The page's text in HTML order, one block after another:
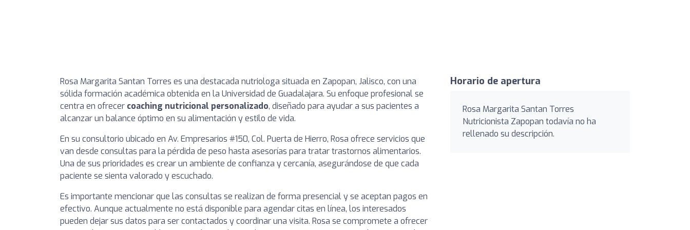
Rosa Margarita Santan Torres es una destacada nutriologa situada en Zapopan, Jalisco, con una
sólida formación académica obtenida en la Universidad de Guadalajara. Su enfoque profesional se
centra en ofrecer coaching nutricional personalizado, diseñado para ayudar a sus pacientes a
alcanzar un balance óptimo en su alimentación y estilo de vida.
En su consultorio ubicado en Av. Empresarios #150, Col. Puerta de Hierro, Rosa ofrece servicios que
van desde consultas para la pérdida de peso hasta asesorías para tratar trastornos alimentarios.
Una de sus prioridades es crear un ambiente de confianza y cercanía, asegurándose de que cada
paciente se sienta valorado y escuchado.
Es importante mencionar que las consultas se realizan de forma presencial y se aceptan pagos en
efectivo. Aunque actualmente no está disponible para agendar citas en línea, los interesados
pueden dejar sus datos para ser contactados y coordinar una visita. Rosa se compromete a ofrecer
Horario de apertura
Rosa Margarita Santan Torres
Nutricionista Zapopan todavía no ha
rellenado su descripción.